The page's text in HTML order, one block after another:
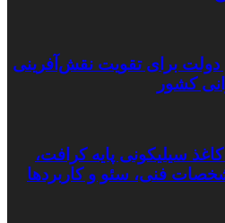
برای تقویت نقش‌آفرینی
کشور
سیلیکونی پایه کرافت،
فنی، سئو و کاربردها